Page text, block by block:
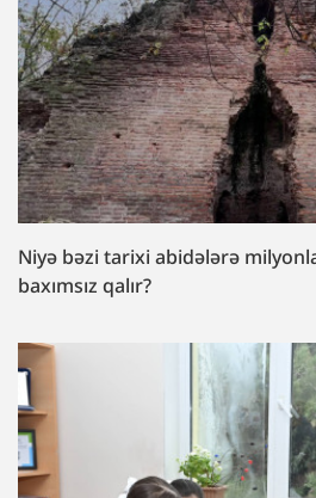
Niyə bəzi tarixi abidələrə
baxımsız qalır?